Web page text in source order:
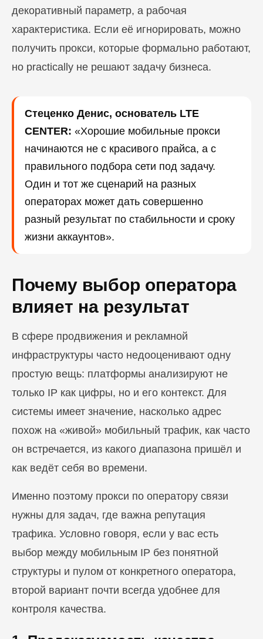
декоративный параметр, а рабочая
характеристика. Если её игнорировать, можно
получить прокси, которые формально работают,
но practically не решают задачу бизнеса.
Стеценко Денис, основатель LTE
CENTER: «Хорошие мобильные прокси
начинаются не с красивого прайса, а с
правильного подбора сети под задачу.
Один и тот же сценарий на разных
операторах может дать совершенно
разный результат по стабильности и сроку
жизни аккаунтов».
Почему выбор оператора
влияет на результат
В сфере продвижения и рекламной
инфраструктуры часто недооценивают одну
простую вещь: платформы анализируют не
только IP как цифры, но и его контекст. Для
системы имеет значение, насколько адрес
похож на «живой» мобильный трафик, как часто
он встречается, из какого диапазона пришёл и
как ведёт себя во времени.
Именно поэтому прокси по оператору связи
нужны для задач, где важна репутация
трафика. Условно говоря, если у вас есть
выбор между мобильным IP без понятной
структуры и пулом от конкретного оператора,
второй вариант почти всегда удобнее для
контроля качества.